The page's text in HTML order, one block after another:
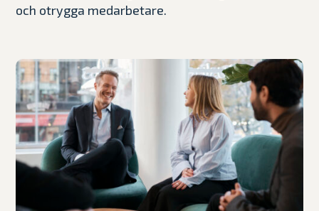
och otrygga medarbetare.